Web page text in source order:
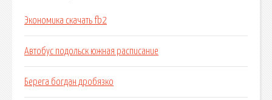
Экономика скачать fb2
Автобус подольск южная расписание
Берега богдан дробязко